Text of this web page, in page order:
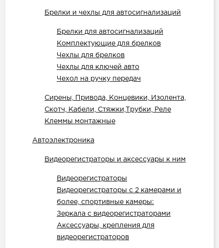
Брелки и чехлы для автосигнализаций
Брелки для автосигнализаций
Комплектующие для брелков
Чехлы для брелков
Чехлы для ключей авто
Чехол на ручку передач
Сирены, Привода, Концевики, Изолента,
Скотч, Кабели, Стяжки,Трубки, Реле
Клеммы монтажные
Автоэлектроника
Видеорегистраторы и аксессуары к ним
Видеорегистраторы
Видеорегистраторы с 2 камерами и
более, спортивные камеры:
Зеркала с видеорегистраторами
Аксессуары, крепления для
видеорегистраторов